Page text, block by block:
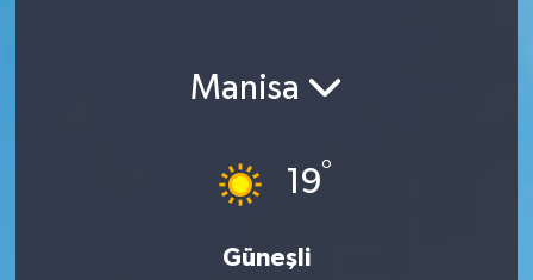
Manisa
19°
Güneşli